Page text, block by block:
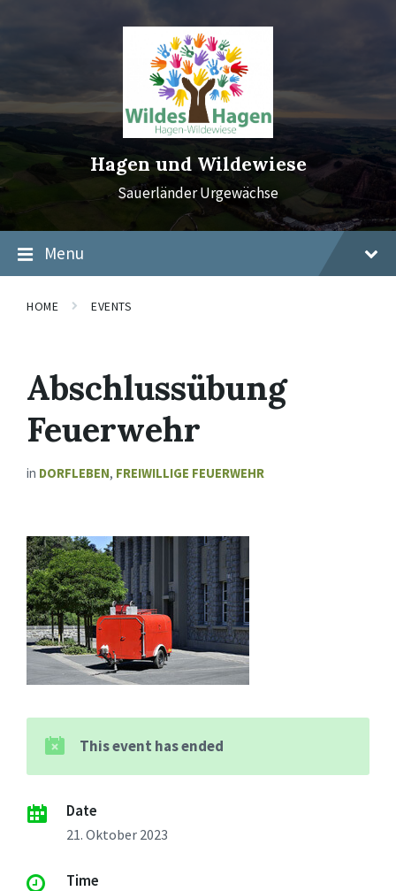
Hagen und Wildewiese
Sauerländer Urgewächse
Menu
HOME EVENTS
Abschlussübung
Feuerwehr
in DORFLEBEN, FREIWILLIGE FEUERWEHR
This event has ended
Date
21. Oktober 2023
Time